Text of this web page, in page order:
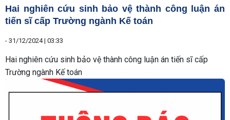
Hai nghiên cứu sinh bảo vệ thành công luận án
tiến sĩ cấp Trường ngành Kế toán
- 31/12/2024 | 03:33
Hai nghiên cứu sinh bảo vệ thành công luận án tiến sĩ cấp
Trường ngành Kế toán